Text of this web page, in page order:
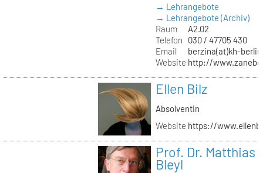
→ Lehrangebote
→ Lehrangebote (Archiv)
Raum
A2.02
Telefon
030 / 47705 430
Email
berzina(at)kh-
Website http://
Ellen Bilz
Absolventin
Website https://
Prof. Dr. Matthias
Bleyl